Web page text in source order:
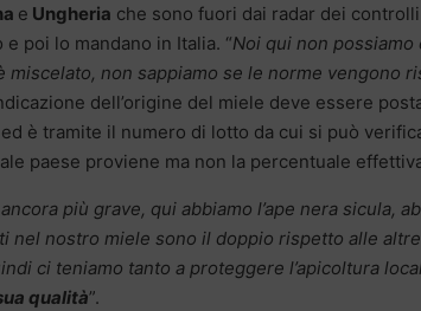
e Ungheria che sono fuori dai radar dei
poi lo mandano in Italia. “Noi qui non
miscelato, non sappiamo se le norme vengono
dell’origine del miele deve essere
è tramite il numero di lotto da cui si può
paese proviene ma non la percentuale
più grave, qui abbiamo l’ape nera sicula,
nel nostro miele sono il doppio rispetto alle
ci teniamo tanto a proteggere l’apicoltura
qualità”.